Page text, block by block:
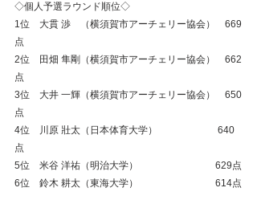
◇個人予選ラウンド順位◇
1位　大貫 渉　（横須賀市アーチェリー協会）　669
点
2位　田畑 隼剛（横須賀市アーチェリー協会）　662
点
3位　大井 一輝（横須賀市アーチェリー協会）　650
点
4位　川原 壯太（日本体育大学）　                     640
点
5位　米谷 洋祐（明治大学）　                            629点
6位　鈴木 耕太（東海大学）　                            614点